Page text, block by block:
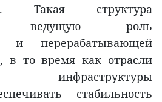
Такая структура
ведущую роль
и перерабатывающей
в то время как отрасли
инфраструктуры
стабильность